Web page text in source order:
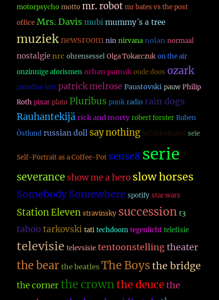
motorpsycho motto mr. robot mr bates vs the post
office Mrs. Davis mubi mummy´s a tree
muzieknewsroom nin nirvana nolan normaal
nostalgie nrc ohrensessel Olga Tokarczuk on the air
onzinnige aforismen orhan pamuk oude doos ozark
paradise lost patrick melrose Paustovski pauw Philip
Roth pixar plato Pluribus punk radio rain dogs
Rauhantekijä rick and morty robert forster Ruben
Östlund russian doll say nothing schilderkunst seie
Self-Portrait as a Coffee-Pot sense8 serie
severance show me a hero slow horses
Somebody Somewhere spotify star wars
Station Eleven stravinsky succession t3
taboo tarkovski tati techdoom tegenlicht telefisie
televisie televsisie tentoonstelling theater
the bear the beatles The Boysthe bridge
the corner the crownthe deuce the